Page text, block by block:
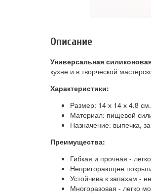
Описание
Универсальная
кухне и в творческой
Характеристики:
Размер: 14 х 14 х 4.8 см.
Материал: пищевой
Назначение: выпечка,
Преимущества:
Гибкая и прочная -
Непригорающее
Устойчива к запахам -
Многоразовая - легко